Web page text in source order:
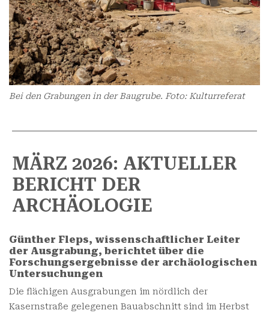
Bei den Grabungen in der Baugrube. Foto: Kulturreferat
MÄRZ 2026: AKTUELLER
BERICHT DER
ARCHÄOLOGIE
Günther Fleps, wissenschaftlicher Leiter
der Ausgrabung, berichtet über die
Forschungsergebnisse der archäologischen
Untersuchungen
Die flächigen Ausgrabungen im nördlich der
Kasernstraße gelegenen Bauabschnitt sind im Herbst